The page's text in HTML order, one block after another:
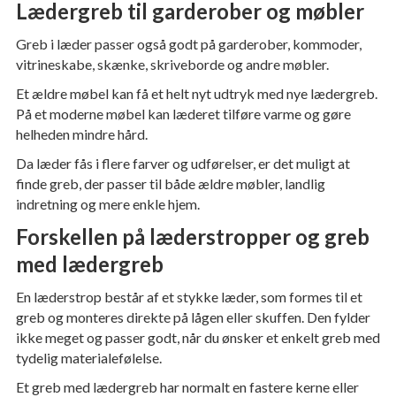
Lædergreb til garderober og møbler
Greb i læder passer også godt på garderober, kommoder,
vitrineskabe, skænke, skriveborde og andre møbler.
Et ældre møbel kan få et helt nyt udtryk med nye lædergreb.
På et moderne møbel kan læderet tilføre varme og gøre
helheden mindre hård.
Da læder fås i flere farver og udførelser, er det muligt at
finde greb, der passer til både ældre møbler, landlig
indretning og mere enkle hjem.
Forskellen på læderstropper og greb
med lædergreb
En læderstrop består af et stykke læder, som formes til et
greb og monteres direkte på lågen eller skuffen. Den fylder
ikke meget og passer godt, når du ønsker et enkelt greb med
tydelig materialefølelse.
Et greb med lædergreb har normalt en fastere kerne eller